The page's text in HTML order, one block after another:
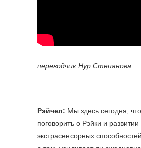
переводчик Нур Степанова
Рэйчел: Мы здесь сегодня,
поговорить о Рэйки и развитии
экстрасенсорных